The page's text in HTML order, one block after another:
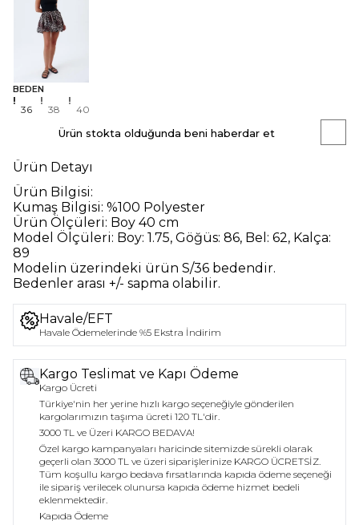
BEDEN
36 38 40
Ürün stokta olduğunda beni haberdar et
Ürün Detayı
Ürün Bilgisi:
Kumaş Bilgisi: %100 Polyester
Ürün Ölçüleri: Boy 40 cm
Model Ölçüleri: Boy: 1.75, Göğüs: 86, Bel: 62, Kalça:
89
Modelin üzerindeki ürün S/36 bedendir.
Bedenler arası +/- sapma olabilir.
Havale/EFT
Havale Ödemelerinde %5 Ekstra İndirim
Kargo Teslimat ve Kapı Ödeme
Kargo Ücreti
Türkiye'nin her yerine hızlı kargo seçeneğiyle gönderilen
kargolarımızın taşıma ücreti 120 TL'dir.
3000 TL ve Üzeri KARGO BEDAVA!
Özel kargo kampanyaları haricinde sitemizde sürekli olarak
geçerli olan 3000 TL ve üzeri siparişlerinize KARGO ÜCRETSİZ.
Tüm koşullu kargo bedava fırsatlarında kapıda ödeme seçeneği
ile sipariş verilecek olunursa kapıda ödeme hizmet bedeli
eklenmektedir.
Kapıda Ödeme